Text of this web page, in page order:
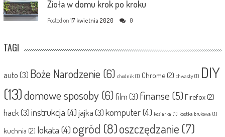
Zioła w domu krok po kroku
Posted on 17 kwietnia 2020 0
TAGI
auto(3) Boże Narodzenie (6) chodnik(1) Chrome(2) chwasty(1) DIY
(13)domowe sposoby (6)film(3) finanse (5) Firefox(2)
hack(3)instrukcja (4)jajka(3)komputer(4) kosiarka (1) kostka brukowa (1)
kuchnia (2) lokata (4) ogród (8)oszczędzanie (7)